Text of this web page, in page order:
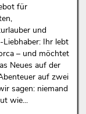
für
und
Liebhaber: Ihr lebt
– und möchtet
Neues auf der
auf zwei
sagen: niemand
wie...